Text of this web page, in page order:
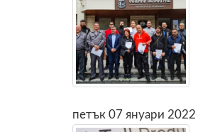
петък 07 януари 2022